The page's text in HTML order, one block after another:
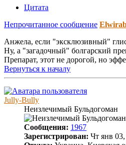
Цитата
Непрочитанное сообщение
Анжела, если "эксклюзивный"
Ну, а "загадочный" болгарский
Препарат, этот не дорогой, но
Вернуться к началу
Jully-Bully
Неизлечимый Бульдогоман
Сообщения: 1967
Зарегистрирован: Чт янв